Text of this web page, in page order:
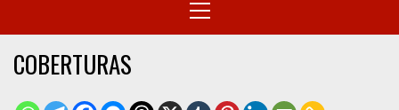
Menu
COBERTURAS